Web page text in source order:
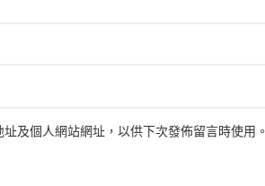
及個人網站網址，以供下次發佈留言時使用。